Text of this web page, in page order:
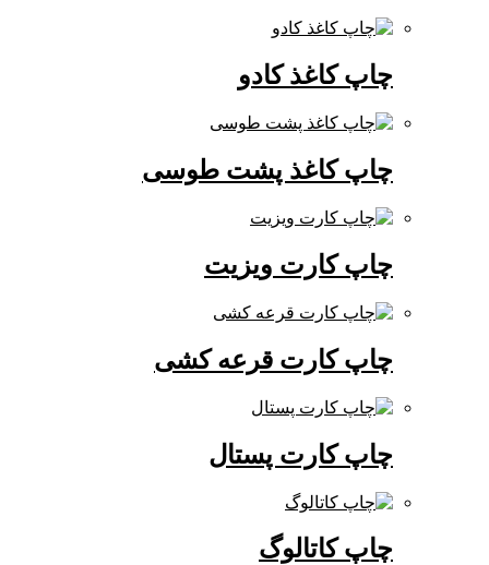
چاپ کاغذ کادو
چاپ کاغذ پشت طوسی
چاپ کارت ویزیت
چاپ کارت قرعه کشی
چاپ کارت پستال
چاپ کاتالوگ